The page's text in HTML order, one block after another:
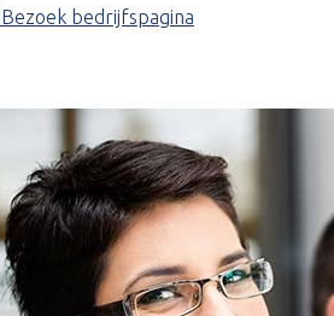
Bezoek bedrijfspagina